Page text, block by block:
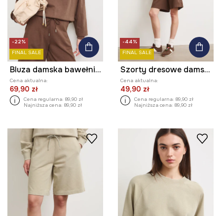
-22%
FINAL SALE
Bluza damska bawełniana z efektem sprania
Cena aktualna:
69,90 zł
Cena regularna: 89,90 zł
Najniższa cena: 89,90 zł
-44%
FINAL SALE
Szorty dresowe damskie bawełniane
Cena aktualna:
49,90 zł
Cena regularna: 89,90 zł
Najniższa cena: 89,90 zł